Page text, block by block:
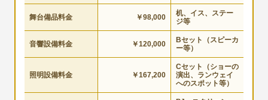
舞台備品料金 ￥98,000
机、イス、ステー
ジ等
音響設備料金 ￥120,000 Bセット（スピーカ
ー等）
照明設備料金 ￥167,200
Cセット（ショーの
演出、ランウェイ
へのスポット等）